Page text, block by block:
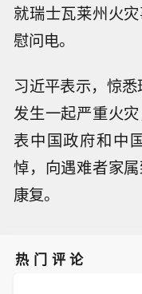
就瑞士瓦莱州火
慰问电。
习近平表示，惊
发生一起严重火
表中国政府和中
悼，向遇难者家
康复。
热门评论